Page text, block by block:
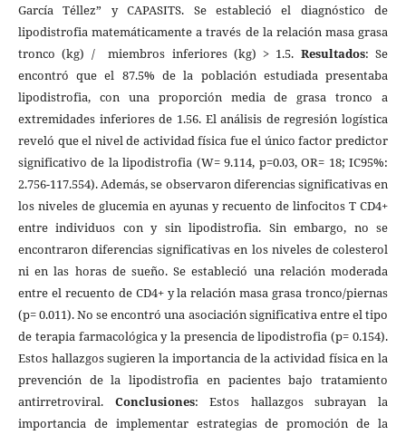
García Téllez” y CAPASITS. Se estableció el diagnóstico de
lipodistrofia matemáticamente a través de la relación masa grasa
tronco (kg) / miembros inferiores (kg) > 1.5. Resultados: Se
encontró que el 87.5% de la población estudiada presentaba
lipodistrofia, con una proporción media de grasa tronco a
extremidades inferiores de 1.56. El análisis de regresión logística
reveló que el nivel de actividad física fue el único factor predictor
significativo de la lipodistrofia (W= 9.114, p=0.03, OR= 18; IC95%:
2.756-117.554). Además, se observaron diferencias significativas en
los niveles de glucemia en ayunas y recuento de linfocitos T CD4+
entre individuos con y sin lipodistrofia. Sin embargo, no se
encontraron diferencias significativas en los niveles de colesterol
ni en las horas de sueño. Se estableció una relación moderada
entre el recuento de CD4+ y la relación masa grasa tronco/piernas
(p= 0.011). No se encontró una asociación significativa entre el tipo
de terapia farmacológica y la presencia de lipodistrofia (p= 0.154).
Estos hallazgos sugieren la importancia de la actividad física en la
prevención de la lipodistrofia en pacientes bajo tratamiento
antirretroviral. Conclusiones: Estos hallazgos subrayan la
importancia de implementar estrategias de promoción de la